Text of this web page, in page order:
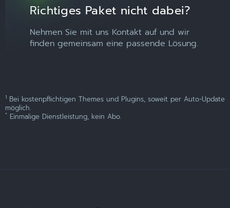
Richtiges Paket nicht dabei?
Nehmen Sie mit uns Kontakt auf und wir
finden gemeinsam eine passende Lösung.
1 Bei kostenpflichtigen Themes und Plugins, soweit per Auto-Update
möglich.
* Einmalige Dienstleistung, kein Abo.